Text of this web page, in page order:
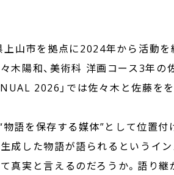
山市を拠点に2024年から活動を
木陽和、美術科 洋画コース3年の
2026」では佐々木と佐藤を
物語を保存する媒体”として位置
成した物語が語られるというイ
真実と言えるのだろうか。語り